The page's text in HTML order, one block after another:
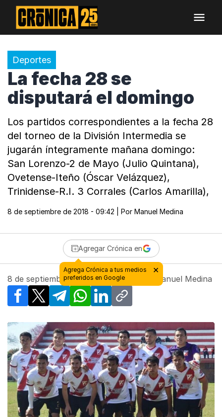
Deportes
La fecha 28 se
disputará el domingo
Los partidos correspondientes a la fecha 28
del torneo de la División Intermedia se
jugarán íntegramente mañana domingo:
San Lorenzo-2 de Mayo (Julio Quintana),
Ovetense-Iteño (Óscar Velázquez),
Trinidense-R.I. 3 Corrales (Carlos Amarilla),
8 de septiembre de 2018 - 09:42 | Por Manuel Medina
Agregar Crónica en
Agrega Crónica a tus medios
preferidos en Google
×
8 de septiembre de 2018 - 09:42 Manuel Medina
Facebook
X TelegramWhatsApp
LinkedInCopy link